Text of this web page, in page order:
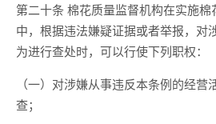
第二十条 棉花质量监督机构在实施
中，根据违法嫌疑证据或者举报，对
为进行查处时，可以行使下列职权：
（一）对涉嫌从事违反本条例的经
查；